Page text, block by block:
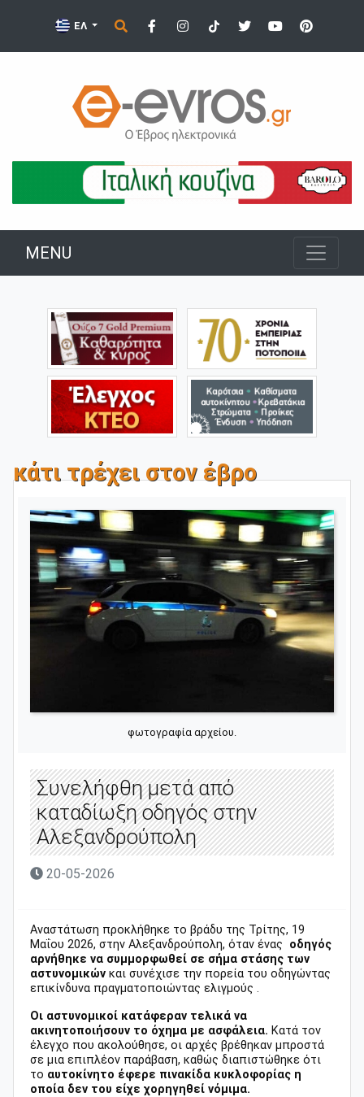
ΕΛ
MENU
κάτι τρέχει στον έβρο
φωτογραφία αρχείου.
Συνελήφθη μετά από
καταδίωξη οδηγός στην
Αλεξανδρούπολη
20-05-2026
Αναστάτωση προκλήθηκε το βράδυ της Τρίτης, 19
Μαΐου 2026, στην Αλεξανδρούπολη, όταν ένας οδηγός
αρνήθηκε να συμμορφωθεί σε σήμα στάσης των
αστυνομικών και συνέχισε την πορεία του οδηγώντας
επικίνδυνα πραγματοποιώντας ελιγμούς .
Οι αστυνομικοί κατάφεραν τελικά να
ακινητοποιήσουν το όχημα με ασφάλεια. Κατά τον
έλεγχο που ακολούθησε, οι αρχές βρέθηκαν μπροστά
σε μια επιπλέον παράβαση, καθώς διαπιστώθηκε ότι
το αυτοκίνητο έφερε πινακίδα κυκλοφορίας η
οποία δεν του είχε χορηγηθεί νόμιμα.